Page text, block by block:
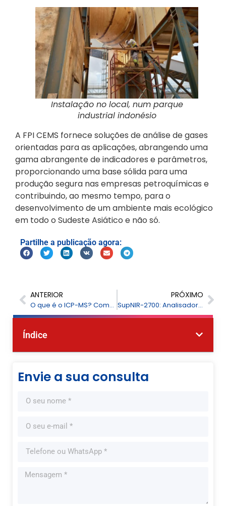
Instalação no local, num parque
industrial indonésio
A FPI CEMS fornece soluções de análise de gases
orientadas para as aplicações, abrangendo uma
gama abrangente de indicadores e parâmetros,
proporcionando uma base sólida para uma
produção segura nas empresas petroquímicas e
contribuindo, ao mesmo tempo, para o
desenvolvimento de um ambiente mais ecológico
em todo o Sudeste Asiático e não só.
Partilhe a publicação agora:
ANTERIOR
O que é o ICP-MS? Como funciona o ICP-MS?
PRÓXIMO
SupNIR-2700: Analisador NIR avançado para a análise precisa de cereais e matérias-primas
Índice
Envie a sua consulta